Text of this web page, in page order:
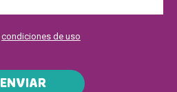
condiciones de uso
ENVIAR